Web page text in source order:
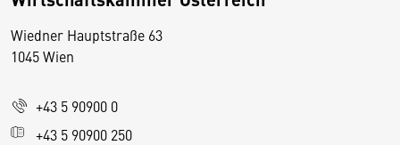
Wiedner Hauptstraße 63
1045 Wien
+43 5 90900 0
+43 5 90900 250
D
s
e